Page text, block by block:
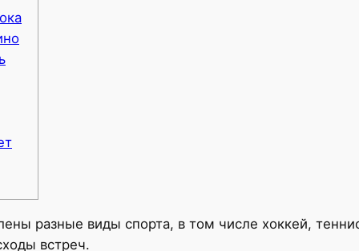
разные виды спорта, в том числе хоккей,
встреч.